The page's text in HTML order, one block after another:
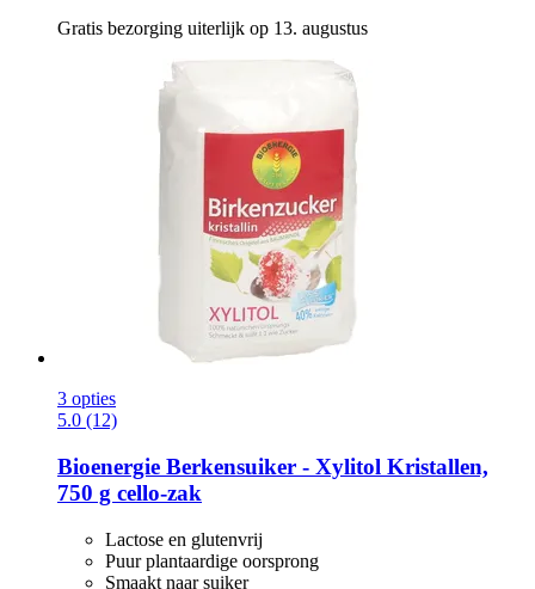
Gratis bezorging uiterlijk op 13. augustus
3 opties
5.0 (12)
Bioenergie Berkensuiker -​ Xylitol Kristallen,
750 g cello-​zak
Lactose en glutenvrij
Puur plantaardige oorsprong
Smaakt naar suiker